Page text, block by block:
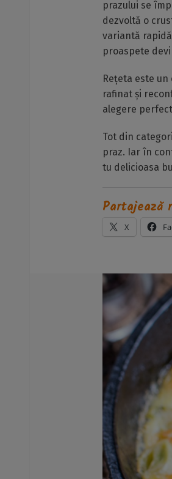
prazului se
dezvoltă o
variantă
proaspete
Rețeta este
rafinat și
alegere
Tot din
praz. Iar în
tu delicioasa
Partajează
X